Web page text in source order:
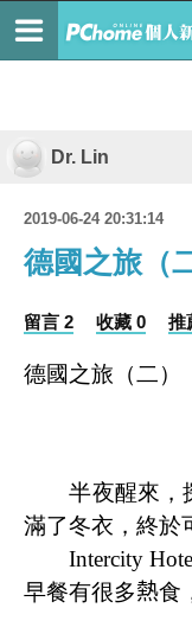
Dr. Lin
2019-06-24 20:31:14
德國之旅（
留言 2 收藏 0 推
德國之旅（二）
半夜醒來，探
滿了冬衣，終於
Intercity
早餐有很多熱食